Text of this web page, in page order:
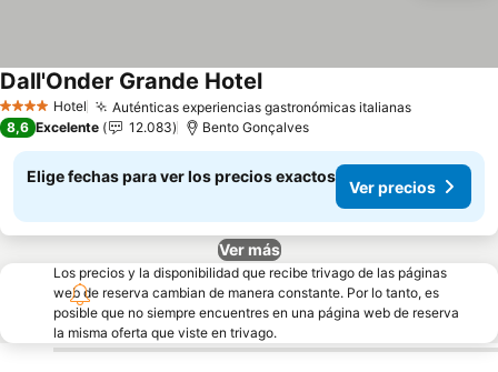
4 EstrellasHotel Auténticas experiencias gastronómicas italianas
Dall'Onder Grande Hotel
8,6 Excelente 12.083 Bento Gonçalves
Elige fechas para ver los precios exactos
Ver precios
Ver más
Los precios y la disponibilidad que recibe trivago de las páginas
web de reserva cambian de manera constante. Por lo tanto, es
posible que no siempre encuentres en una página web de reserva
la misma oferta que viste en trivago.